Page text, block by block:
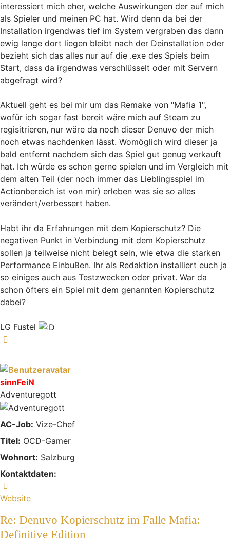
interessiert mich eher, welche Auswirkungen der auf mich
als Spieler und meinen PC hat. Wird denn da bei der
Installation irgendwas tief im System vergraben das dann
ewig lange dort liegen bleibt nach der Deinstallation oder
bezieht sich das alles nur auf die .exe des Spiels beim
Start, dass da irgendwas verschlüsselt oder mit Servern
abgefragt wird?
Aktuell geht es bei mir um das Remake von "Mafia 1",
wofür ich sogar fast bereit wäre mich auf Steam zu
regisitrieren, nur wäre da noch dieser Denuvo der mich
noch etwas nachdenken lässt. Womöglich wird dieser ja
bald entfernt nachdem sich das Spiel gut genug verkauft
hat. Ich würde es schon gerne spielen und im Vergleich mit
dem alten Teil (der noch immer das Lieblingsspiel im
Actionbereich ist von mir) erleben was sie so alles
verändert/verbessert haben.
Habt ihr da Erfahrungen mit dem Kopierschutz? Die
negativen Punkt in Verbindung mit dem Kopierschutz
sollen ja teilweise nicht belegt sein, wie etwa die starken
Performance Einbußen. Ihr als Redaktion installiert euch ja
so einiges auch aus Testzwecken oder privat. War da
schon öfters ein Spiel mit dem genannten Kopierschutz
dabei?
LG Fustel
sinnFeiN
Adventuregott
AC-Job: Vize-Chef
Titel: OCD-Gamer
Wohnort: Salzburg
Kontaktdaten:
Website
Re: Denuvo Kopierschutz im Falle Mafia:
Definitive Edition